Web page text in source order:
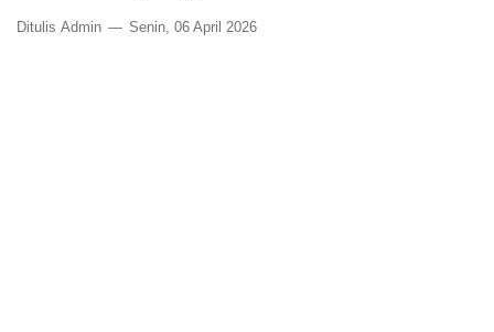
Ditulis Admin Senin, 06 April 2026